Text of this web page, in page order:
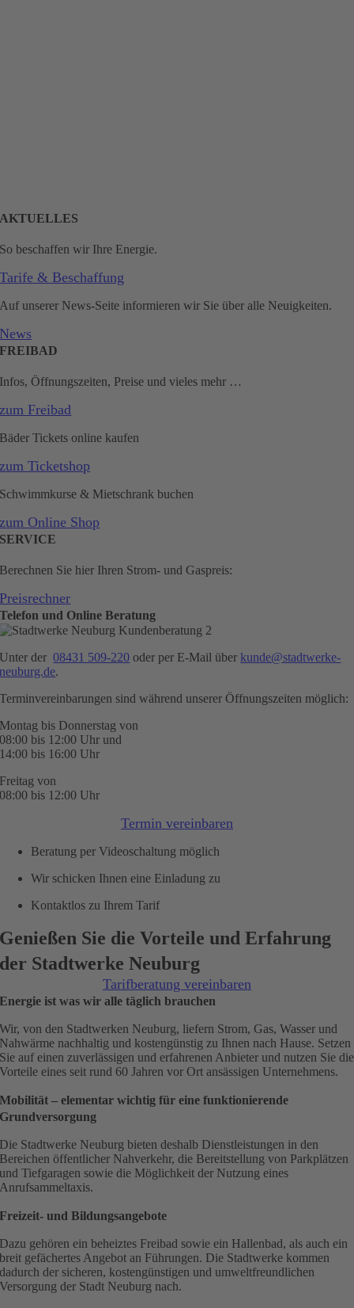
AKTUELLES
So beschaffen wir Ihre Energie.
Tarife & Beschaffung
Auf unserer News-Seite informieren wir Sie über alle Neuigkeiten.
News
FREIBAD
Infos, Öffnungszeiten, Preise und vieles mehr …
zum Freibad
Bäder Tickets online kaufen
zum Ticketshop
Schwimmkurse & Mietschrank buchen
zum Online Shop
SERVICE
Berechnen Sie hier Ihren Strom- und Gaspreis:
Preisrechner
Telefon und Online Beratung
Unter der08431 509-220 oder per E-Mail über kunde@stadtwerke-
neuburg.de.
Terminvereinbarungen sind während unserer Öffnungszeiten möglich:
Montag bis Donnerstag von
08:00 bis 12:00 Uhr und
14:00 bis 16:00 Uhr
Freitag von
08:00 bis 12:00 Uhr
Termin vereinbaren
Beratung per Videoschaltung möglich
Wir schicken Ihnen eine Einladung zu
Kontaktlos zu Ihrem Tarif
Genießen Sie die Vorteile und Erfahrung
der Stadtwerke Neuburg
Tarifberatung vereinbaren
Energie ist was wir alle täglich brauchen
Wir, von den Stadtwerken Neuburg, liefern Strom, Gas, Wasser und
Nahwärme nachhaltig und kostengünstig zu Ihnen nach Hause. Setzen
Sie auf einen zuverlässigen und erfahrenen Anbieter und nutzen Sie die
Vorteile eines seit rund 60 Jahren vor Ort ansässigen Unternehmens.
Mobilität – elementar wichtig für eine funktionierende
Grundversorgung
Die Stadtwerke Neuburg bieten deshalb Dienstleistungen in den
Bereichen öffentlicher Nahverkehr, die Bereitstellung von Parkplätzen
und Tiefgaragen sowie die Möglichkeit der Nutzung eines
Anrufsammeltaxis.
Freizeit- und Bildungsangebote
Dazu gehören ein beheiztes Freibad sowie ein Hallenbad, als auch ein
breit gefächertes Angebot an Führungen. Die Stadtwerke kommen
dadurch der sicheren, kostengünstigen und umweltfreundlichen
Versorgung der Stadt Neuburg nach.